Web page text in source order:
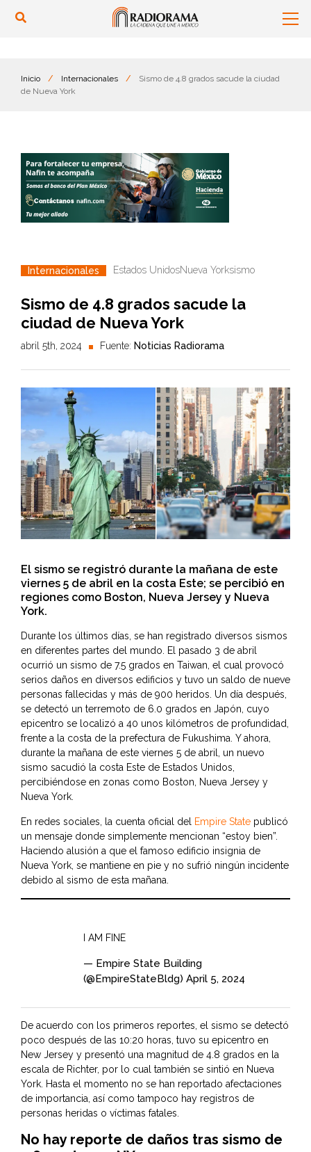
Inicio / Internacionales /
Sismo de 4.8 grados sacude la ciudad
de Nueva York
Internacionales Estados UnidosNueva Yorksismo
Sismo de 4.8 grados sacude la
ciudad de Nueva York
abril 5th, 2024 Fuente: Noticias Radiorama
El sismo se registró durante la mañana de este
viernes 5 de abril en la costa Este; se percibió en
regiones como Boston, Nueva Jersey y Nueva
York.
Durante los últimos días, se han registrado diversos sismos
en diferentes partes del mundo. El pasado 3 de abril
ocurrió un sismo de 7.5 grados en Taiwan, el cual provocó
serios daños en diversos edificios y tuvo un saldo de nueve
personas fallecidas y más de 900 heridos. Un día después,
se detectó un terremoto de 6.0 grados en Japón, cuyo
epicentro se localizó a 40 unos kilómetros de profundidad,
frente a la costa de la prefectura de Fukushima. Y ahora,
durante la mañana de este viernes 5 de abril, un nuevo
sismo sacudió la costa Este de Estados Unidos,
percibiéndose en zonas como Boston, Nueva Jersey y
Nueva York.
En redes sociales, la cuenta oficial del Empire State publicó
un mensaje donde simplemente mencionan “estoy bien”.
Haciendo alusión a que el famoso edificio insignia de
Nueva York, se mantiene en pie y no sufrió ningún incidente
debido al sismo de esta mañana.
I AM FINE
— Empire State Building
(@EmpireStateBldg) April 5, 2024
De acuerdo con los primeros reportes, el sismo se detectó
poco después de las 10:20 horas, tuvo su epicentro en
New Jersey y presentó una magnitud de 4.8 grados en la
escala de Richter, por lo cual también se sintió en Nueva
York. Hasta el momento no se han reportado afectaciones
de importancia, así como tampoco hay registros de
personas heridas o víctimas fatales.
No hay reporte de daños tras sismo de